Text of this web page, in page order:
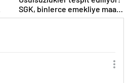
SGK, binlerce emekliye maaş
kesintisi bildirimi yapacak